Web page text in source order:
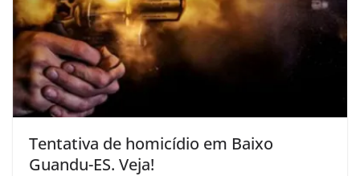
Tentativa de homicídio em Baixo
Guandu-ES. Veja!